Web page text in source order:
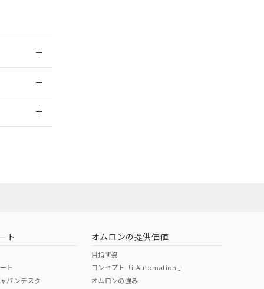
ト
ト
パンデスク
オムロンの提供価値
目指す姿
コンセプト「i-Automation!」
オムロンの強み